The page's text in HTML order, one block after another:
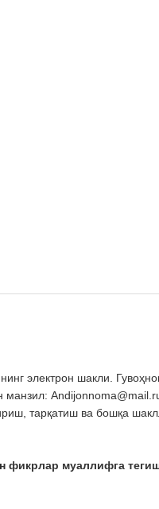
электрон шакли.
тарқатиш ва бошқа
муаллифга